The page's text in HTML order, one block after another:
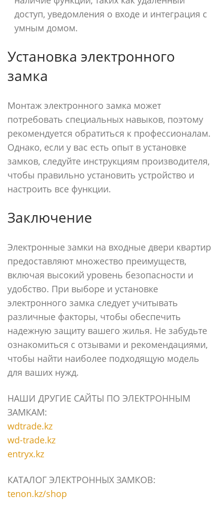
доступ, уведомления о входе и интеграция с
умным домом.
Установка электронного
замка
Монтаж электронного замка может
потребовать специальных навыков, поэтому
рекомендуется обратиться к профессионалам.
Однако, если у вас есть опыт в установке
замков, следуйте инструкциям производителя,
чтобы правильно установить устройство и
настроить все функции.
Заключение
Электронные замки на входные двери квартир
предоставляют множество преимуществ,
включая высокий уровень безопасности и
удобство. При выборе и установке
электронного замка следует учитывать
различные факторы, чтобы обеспечить
надежную защиту вашего жилья. Не забудьте
ознакомиться с отзывами и рекомендациями,
чтобы найти наиболее подходящую модель
для ваших нужд.
НАШИ ДРУГИЕ САЙТЫ ПО ЭЛЕКТРОННЫМ
ЗАМКАМ:
wdtrade.kz
wd-trade.kz
entryx.kz
КАТАЛОГ ЭЛЕКТРОННЫХ ЗАМКОВ:
tenon.kz/shop